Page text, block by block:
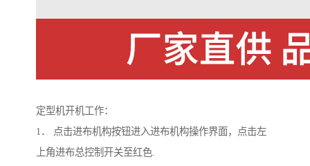
定型机开机工作：
1． 点击进布机构按钮进入进布机构操作界面，点击左
上角进布总控制开关至红色.